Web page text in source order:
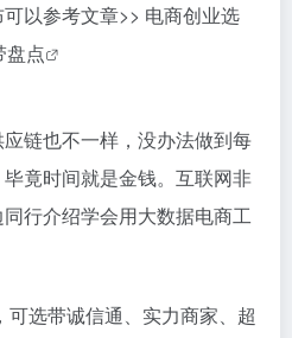
以参考文章>> 电商创业选
盘点
链也不一样，没办法做到每
竟时间就是金钱。互联网非
行介绍学会用大数据电商工
选带诚信通、实力商家、超